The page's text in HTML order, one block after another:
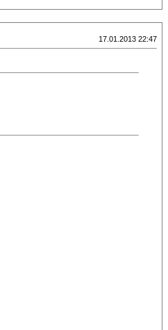
17.01.2013 22:47